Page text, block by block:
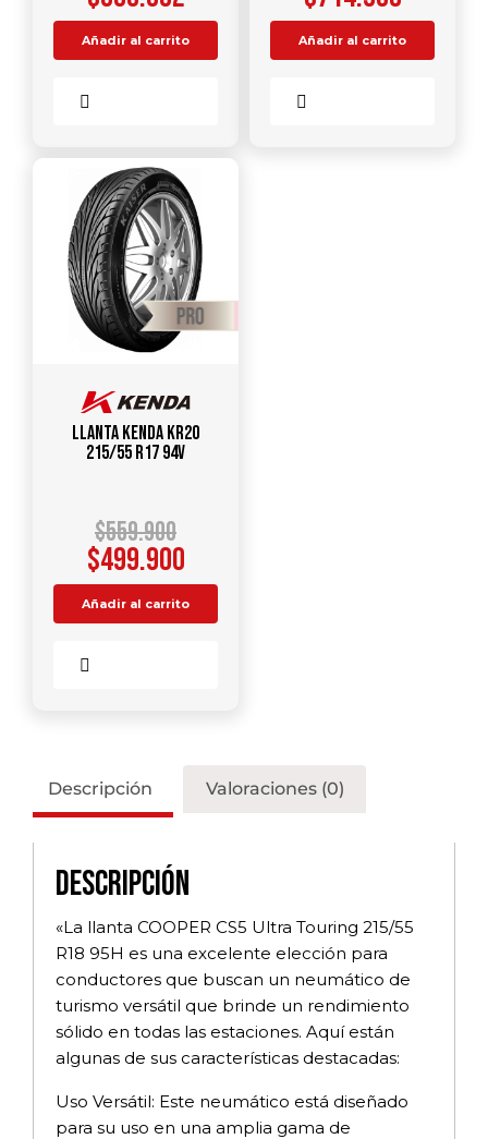
Añadir al carrito Añadir al carrito
Llanta KENDA KR20
215/55 R17 94V
$559.900
$499.900
Añadir al carrito
Descripción Valoraciones (0)
Descripción
«La llanta COOPER CS5 Ultra Touring 215/55
R18 95H es una excelente elección para
conductores que buscan un neumático de
turismo versátil que brinde un rendimiento
sólido en todas las estaciones. Aquí están
algunas de sus características destacadas:
Uso Versátil: Este neumático está diseñado
para su uso en una amplia gama de